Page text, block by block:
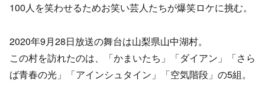
100人を笑わせるためお笑い芸人たちが爆笑ロケに挑む。
2020年9月28日放送の舞台は山梨県山中湖村。
この村を訪れたのは、「かまいたち」「ダイアン」「さら
ば青春の光」「アインシュタイン」「空気階段」の5組。